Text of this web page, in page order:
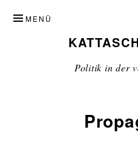
INHALT
SPRINGEN
Politik in der
MENÜ